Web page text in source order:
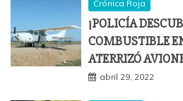
Crónica Roja
¡POLICÍA
COMBUSTIBLE
ATERRIZÓ
abril 29, 2022